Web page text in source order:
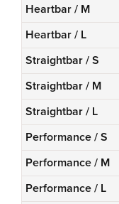
Heartbar / M
Heartbar / L
Straightbar / S
Straightbar / M
Straightbar / L
Performance / S
Performance / M
Performance / L